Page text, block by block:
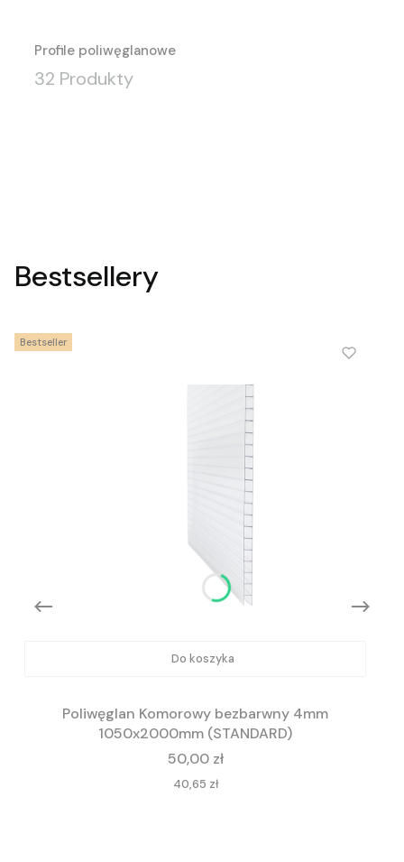
Profile poliwęglanowe
32 Produkty
Bestsellery
Bestseller
Do koszyka
Poliwęglan Komorowy bezbarwny 4mm
1050x2000mm (STANDARD)
Cena
50,00 zł
Cena
40,65 zł